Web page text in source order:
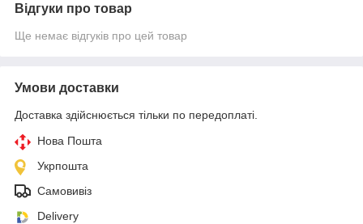
Відгуки про товар
Ще немає відгуків про цей товар
Умови доставки
Доставка здійснюється тільки по передоплаті.
Нова Пошта
Укрпошта
Самовивіз
Delivery